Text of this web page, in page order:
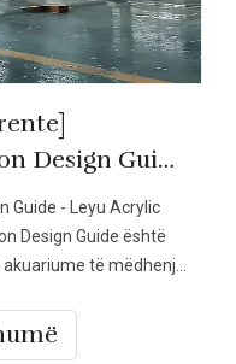
PMMA Load & Delection Design Guide-Leyu Acrylic
Guide - Leyu Acrylic
Design Guide është
të mëdhenj
të ngarkesës dhe
afatgjatë